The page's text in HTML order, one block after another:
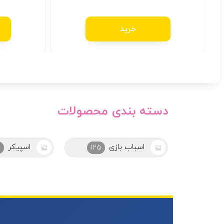
خرید
دسته بندی محصولات
اسپیکر 46 اکسسوری